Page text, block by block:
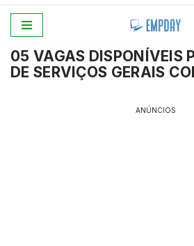
para
o
05 VAGAS DISPONÍVEIS
DE SERVIÇOS GERAIS
ANÚNCIOS